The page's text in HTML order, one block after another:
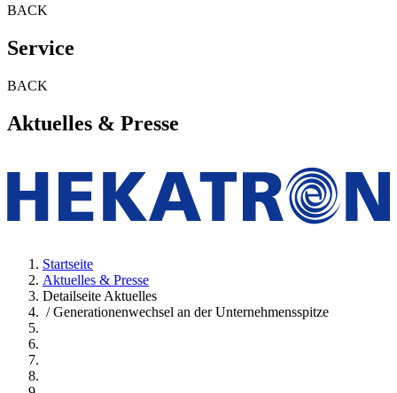
BACK
Service
BACK
Aktuelles & Presse
Startseite
Aktuelles & Presse
Detailseite Aktuelles
/ Generationenwechsel an der Unternehmensspitze